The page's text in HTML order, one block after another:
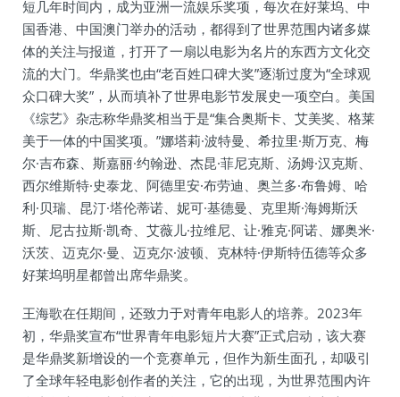
短几年时间内，成为亚洲一流娱乐奖项，每次在好莱坞、中
国香港、中国澳门举办的活动，都得到了世界范围内诸多媒
体的关注与报道，打开了一扇以电影为名片的东西方文化交
流的大门。华鼎奖也由“老百姓口碑大奖”逐渐过度为“全球观
众口碑大奖”，从而填补了世界电影节发展史一项空白。美国
《综艺》杂志称华鼎奖相当于是“集合奥斯卡、艾美奖、格莱
美于一体的中国奖项。”娜塔莉·波特曼、希拉里·斯万克、梅
尔·吉布森、斯嘉丽·约翰逊、杰昆·菲尼克斯、汤姆·汉克斯、
西尔维斯特·史泰龙、阿德里安·布劳迪、奥兰多·布鲁姆、哈
利·贝瑞、昆汀·塔伦蒂诺、妮可·基德曼、克里斯·海姆斯沃
斯、尼古拉斯·凯奇、艾薇儿·拉维尼、让·雅克·阿诺、娜奥米·
沃茨、迈克尔·曼、迈克尔·波顿、克林特·伊斯特伍德等众多
好莱坞明星都曾出席华鼎奖。
王海歌在任期间，还致力于对青年电影人的培养。2023年
初，华鼎奖宣布“世界青年电影短片大赛”正式启动，该大赛
是华鼎奖新增设的一个竞赛单元，但作为新生面孔，却吸引
了全球年轻电影创作者的关注，它的出现，为世界范围内许